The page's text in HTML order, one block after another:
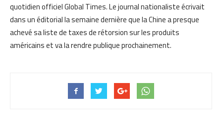
quotidien officiel Global Times. Le journal nationaliste écrivait
dans un éditorial la semaine dernière que la Chine a presque
achevé sa liste de taxes de rétorsion sur les produits
américains et va la rendre publique prochainement.